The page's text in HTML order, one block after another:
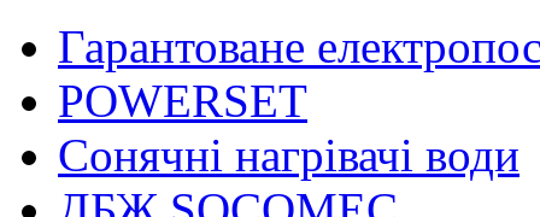
Гарантоване
POWERSET
Сонячні нагрівачі води